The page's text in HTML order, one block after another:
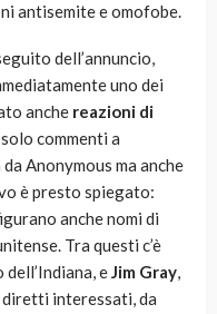
antisemite e omofobe.
dell’annuncio,
uno dei
anche reazioni di
commenti a
Anonymous ma anche
è presto spiegato:
anche nomi di
Tra questi c’è
eJim Gray,
diretti interessati, da